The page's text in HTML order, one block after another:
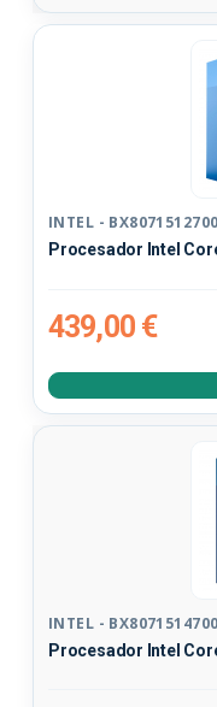
INTEL - BX8071512700
Procesador Intel
439,00 €
INTEL -
Procesador Intel